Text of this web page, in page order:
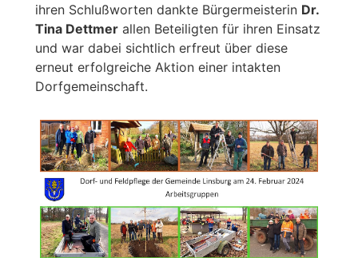
ihren Schlußworten dankte Bürgermeisterin Dr.
Tina Dettmer allen Beteiligten für ihren Einsatz
und war dabei sichtlich erfreut über diese
erneut erfolgreiche Aktion einer intakten
Dorfgemeinschaft.